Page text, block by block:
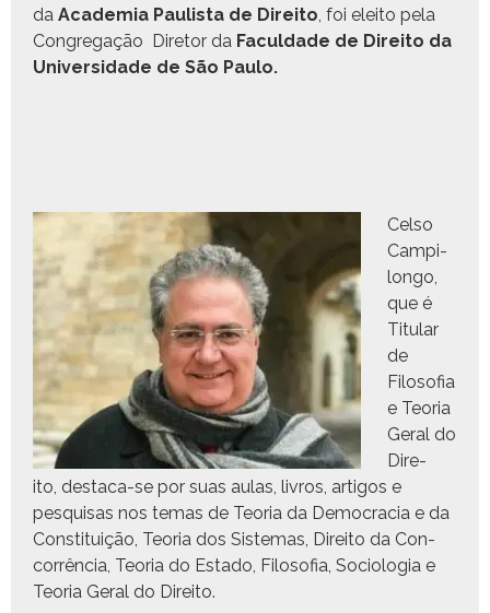
da Acad­e­mia Paulista de Dire­ito, foi eleito pela
Con­gre­gação Dire­tor da Fac­ul­dade de Dire­ito da
Uni­ver­si­dade de São Paulo.
Cel­so
Campi­
lon­go,
que é
Tit­u­lar
de
Filosofia
e Teo­ria
Ger­al do
Dire­
ito, desta­ca-se por suas aulas, livros, arti­gos e
pesquisas nos temas de Teo­ria da Democ­ra­cia e da
Con­sti­tu­ição, Teo­ria dos Sis­temas, Dire­ito da Con­
cor­rên­cia, Teo­ria do Esta­do, Filosofia, Soci­olo­gia e
Teo­ria Ger­al do Direito.